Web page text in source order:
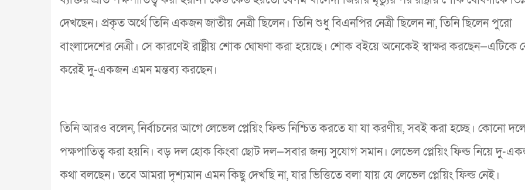
দেখছেন। প্রকৃত অর্থে তিনি একজন জাতীয় নেত্রী ছিলেন। তিনি শুধু বিএনপির নেত্রী ছিলেন না, তিনি ছিলেন পুরো
বাংলাদেশের নেত্রী। সে কারণেই রাষ্ট্রীয় শোক ঘোষণা করা হয়েছে। শোক বইয়ে অনেকেই স্বাক্ষর করছেন—এটিকে
করেই দু-একজন এমন মন্তব্য করছেন।
তিনি আরও বলেন, নির্বাচনের আগে লেভেল প্লেয়িং ফিল্ড নিশ্চিত করতে যা যা করণীয়, সবই করা হচ্ছে। কোনো
পক্ষপাতিত্ব করা হয়নি। বড় দল হোক কিংবা ছোট দল—সবার জন্য সুযোগ সমান। লেভেল প্লেয়িং ফিল্ড নিয়ে দু-
কথা বলছেন। তবে আমরা দৃশ্যমান এমন কিছু দেখছি না, যার ভিত্তিতে বলা যায় যে লেভেল প্লেয়িং ফিল্ড নেই।